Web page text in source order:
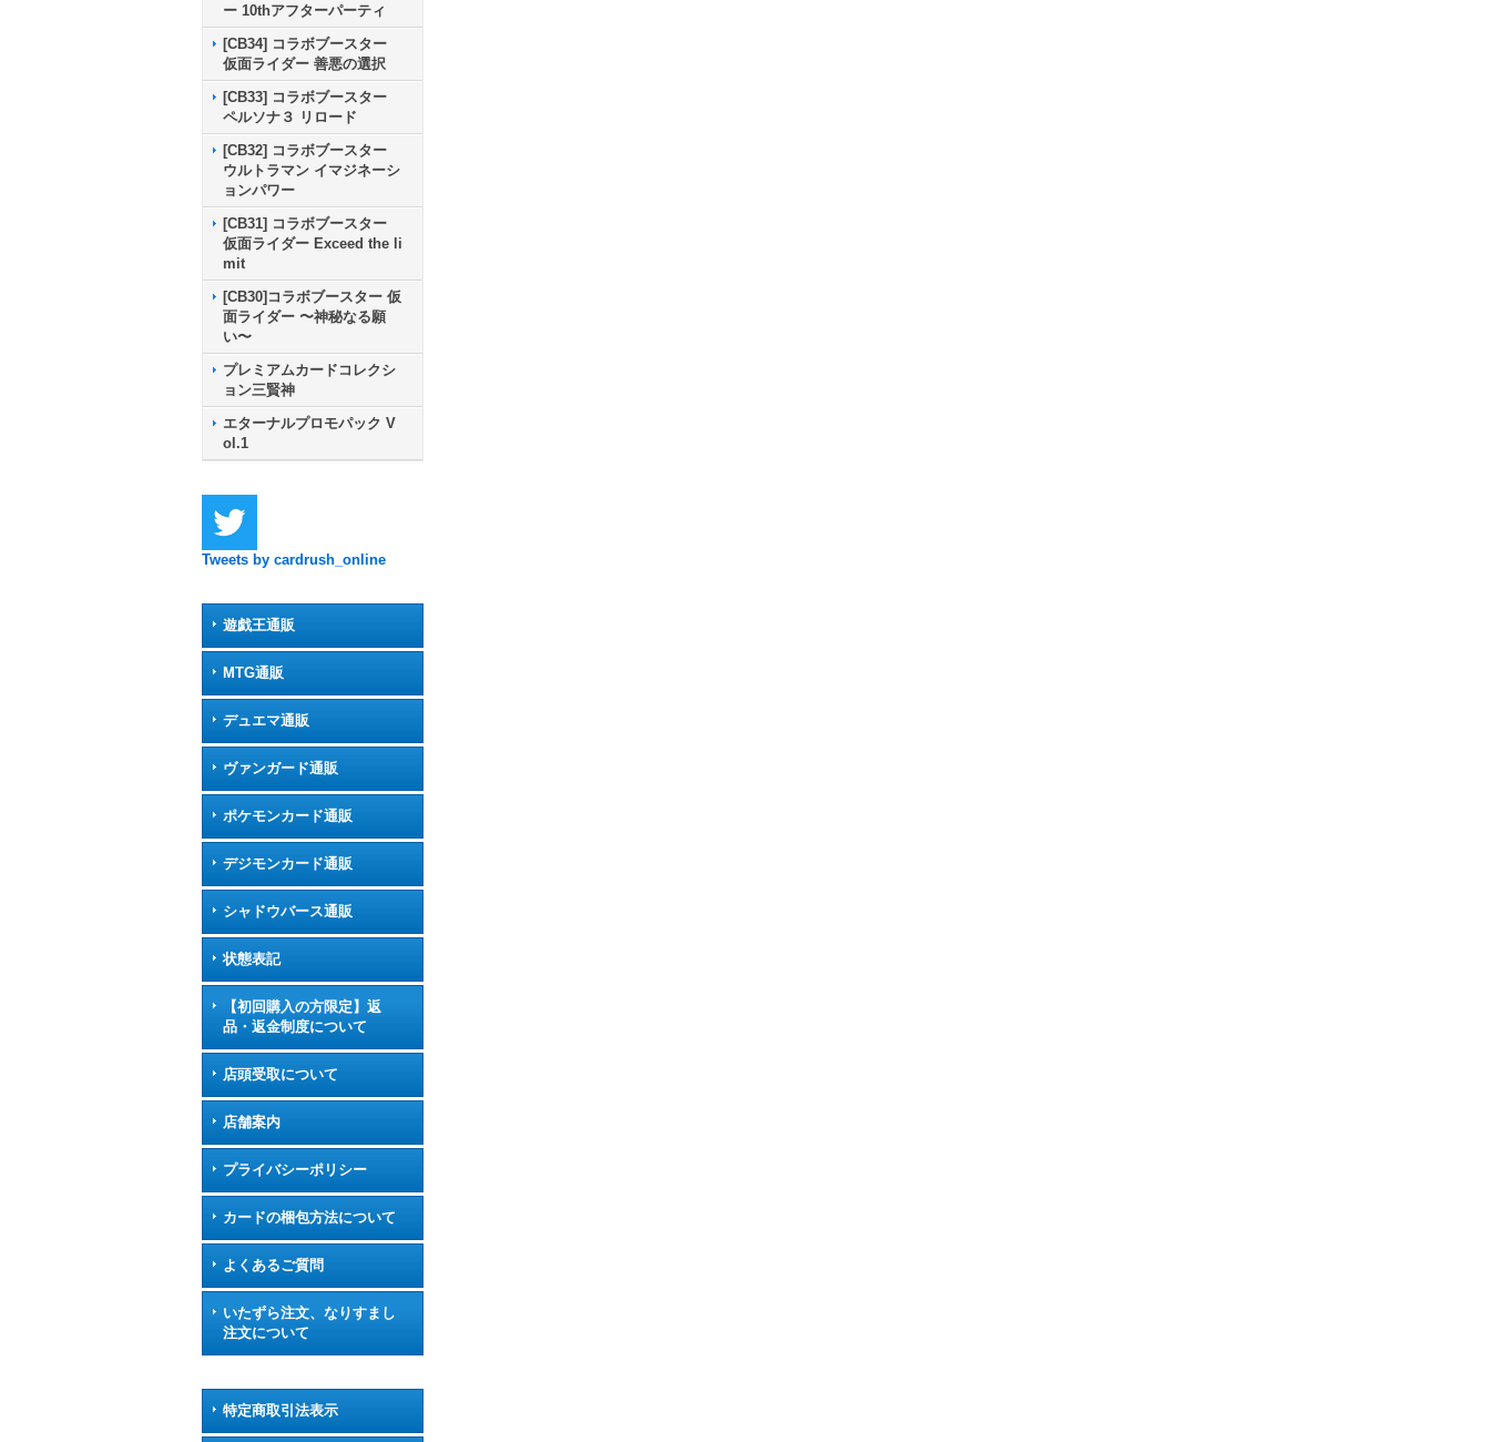
ー 10thアフターパーティ
[CB34] コラボブースター
仮面ライダー 善悪の選択
[CB33] コラボブースター
ペルソナ３ リロード
[CB32] コラボブースター
ウルトラマン イマジネーシ
ョンパワー
[CB31] コラボブースター
仮面ライダー Exceed the li
mit
[CB30]コラボブースター 仮
面ライダー 〜神秘なる願
い〜
プレミアムカードコレクシ
ョン三賢神
エターナルプロモパック V
ol.1
Tweets by cardrush_online
遊戯王通販
MTG通販
デュエマ通販
ヴァンガード通販
ポケモンカード通販
デジモンカード通販
シャドウバース通販
状態表記
【初回購入の方限定】返
品・返金制度について
店頭受取について
店舗案内
プライバシーポリシー
カードの梱包方法について
よくあるご質問
いたずら注文、なりすまし
注文について
特定商取引法表示